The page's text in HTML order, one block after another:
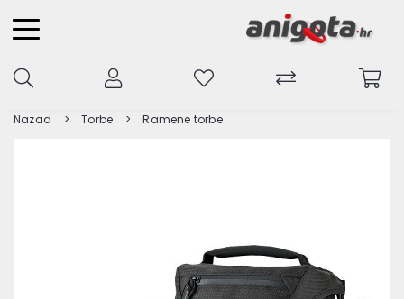
Nazad Torbe Ramene torbe